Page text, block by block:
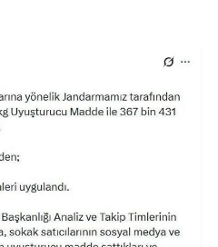
Mersin
Kars